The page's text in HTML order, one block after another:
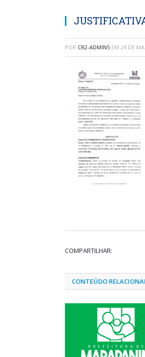
POR CR2-ADMIN5 EM 24 DE
COMPARTILHAR:
CONTEÚDO